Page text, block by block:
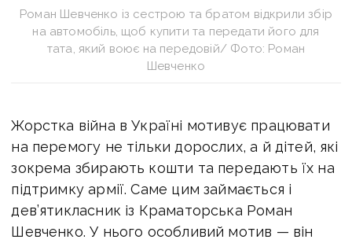
Роман Шевченко із сестрою та братом відкрили збір
на автомобіль, щоб купити та передати його для
тата, який воює на передовій/ Фото: Роман
Шевченко
Жорстка війна в Україні мотивує працювати
на перемогу не тільки дорослих, а й дітей, які
зокрема збирають кошти та передають їх на
підтримку армії. Саме цим займається і
дев’ятикласник із Краматорська Роман
Шевченко. У нього особливий мотив — він